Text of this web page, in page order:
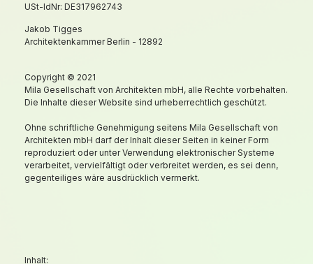
USt-IdNr: DE317962743
Jakob Tigges
Architektenkammer Berlin - 12892
Copyright © 2021
Mila Gesellschaft von Architekten mbH, alle Rechte vorbehalten.
Die Inhalte dieser Website sind urheberrechtlich geschützt.
Ohne schriftliche Genehmigung seitens Mila Gesellschaft von
Architekten mbH darf der Inhalt dieser Seiten in keiner Form
reproduziert oder unter Verwendung elektronischer Systeme
verarbeitet, vervielfältigt oder verbreitet werden, es sei denn,
gegenteiliges wäre ausdrücklich vermerkt.
Inhalt: